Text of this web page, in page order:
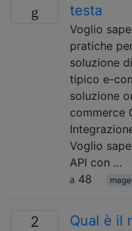
testa
Voglio
pratiche
soluzione
tipico e-
soluzione
commerce
Voglio
API con …
48
2
Qual è il